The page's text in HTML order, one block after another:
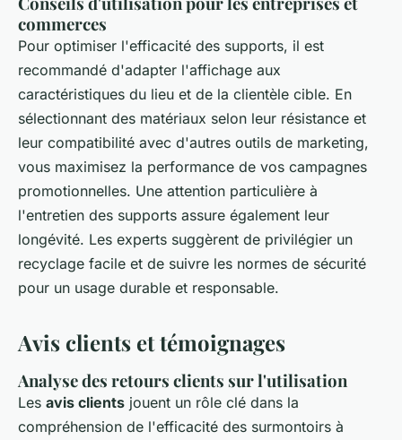
commerces
Pour optimiser l'efficacité des supports, il est
recommandé d'adapter l'affichage aux
caractéristiques du lieu et de la clientèle cible. En
sélectionnant des matériaux selon leur résistance et
leur compatibilité avec d'autres outils de marketing,
vous maximisez la performance de vos campagnes
promotionnelles. Une attention particulière à
l'entretien des supports assure également leur
longévité. Les experts suggèrent de privilégier un
recyclage facile et de suivre les normes de sécurité
pour un usage durable et responsable.
Avis clients et témoignages
Analyse des retours clients sur l'utilisation
Les avis clients jouent un rôle clé dans la
compréhension de l'efficacité des surmontoirs à